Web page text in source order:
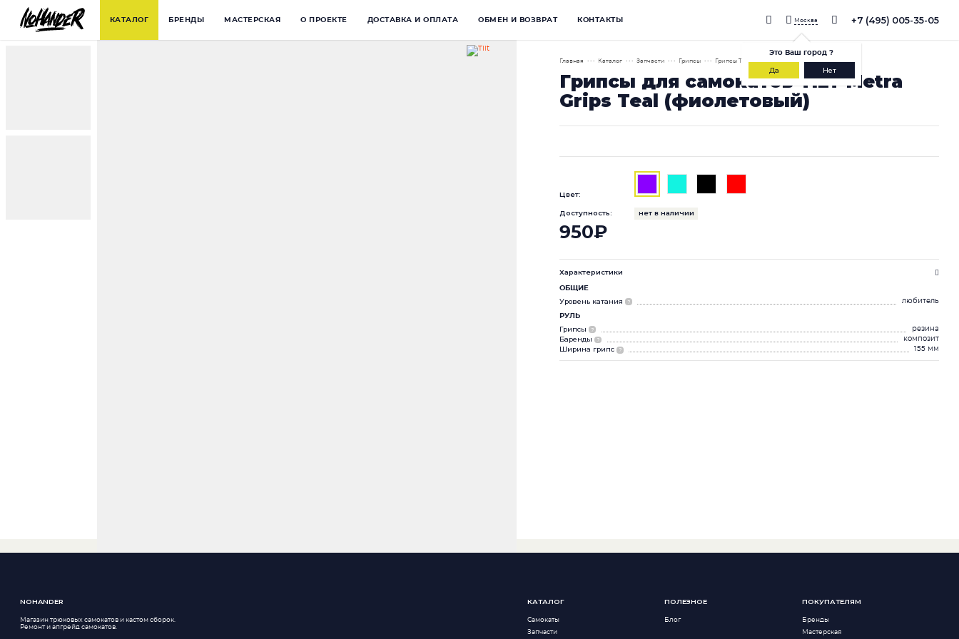
КАТАЛОГ БРЕНДЫ МАСТЕРСКАЯ О ПРОЕКТЕ ДОСТАВКА И ОПЛАТА ОБМЕН И ВОЗВРАТ КОНТАКТЫ Москва
Это Ваш город?
Да Нет
+7 (495) 005-35-05
Главная • • • Каталог • • • Запчасти • • • Грипсы • • • Грипсы TILT Metra Grips Teal (фиолетовый)
Грипсы для самокатов TILT Metra
Grips Teal (фиолетовый)
Цвет:
Доступность: нет в наличии
950₽
Характеристики
ОБЩИЕ
Уровень катания ? любитель
РУЛЬ
Грипсы ? резина
Баренды ? композит
Ширина грипс ? 155 мм
NOHANDER
Магазин трюковых самокатов и кастом сборок.
Ремонт и апгрейд самокатов.
КАТАЛОГ
Самокаты
Запчасти
ПОЛЕЗНОЕ
Блог
ПОКУПАТЕЛЯМ
Бренды
Мастерская